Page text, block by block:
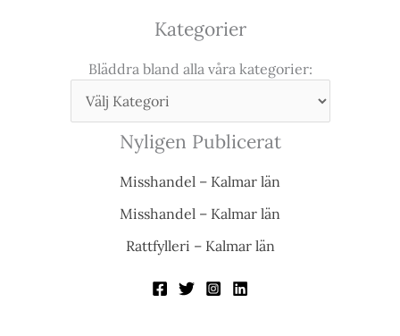
Kategorier
Bläddra bland alla våra kategorier:
Nyligen Publicerat
Misshandel – Kalmar län
Misshandel – Kalmar län
Rattfylleri – Kalmar län